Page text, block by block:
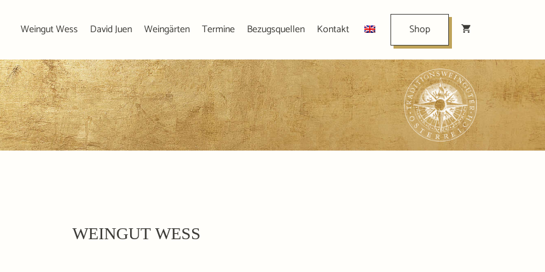
Weingut Wess David Juen Weingärten Termine Bezugsquellen Kontakt Shop
WEINGUT WESS